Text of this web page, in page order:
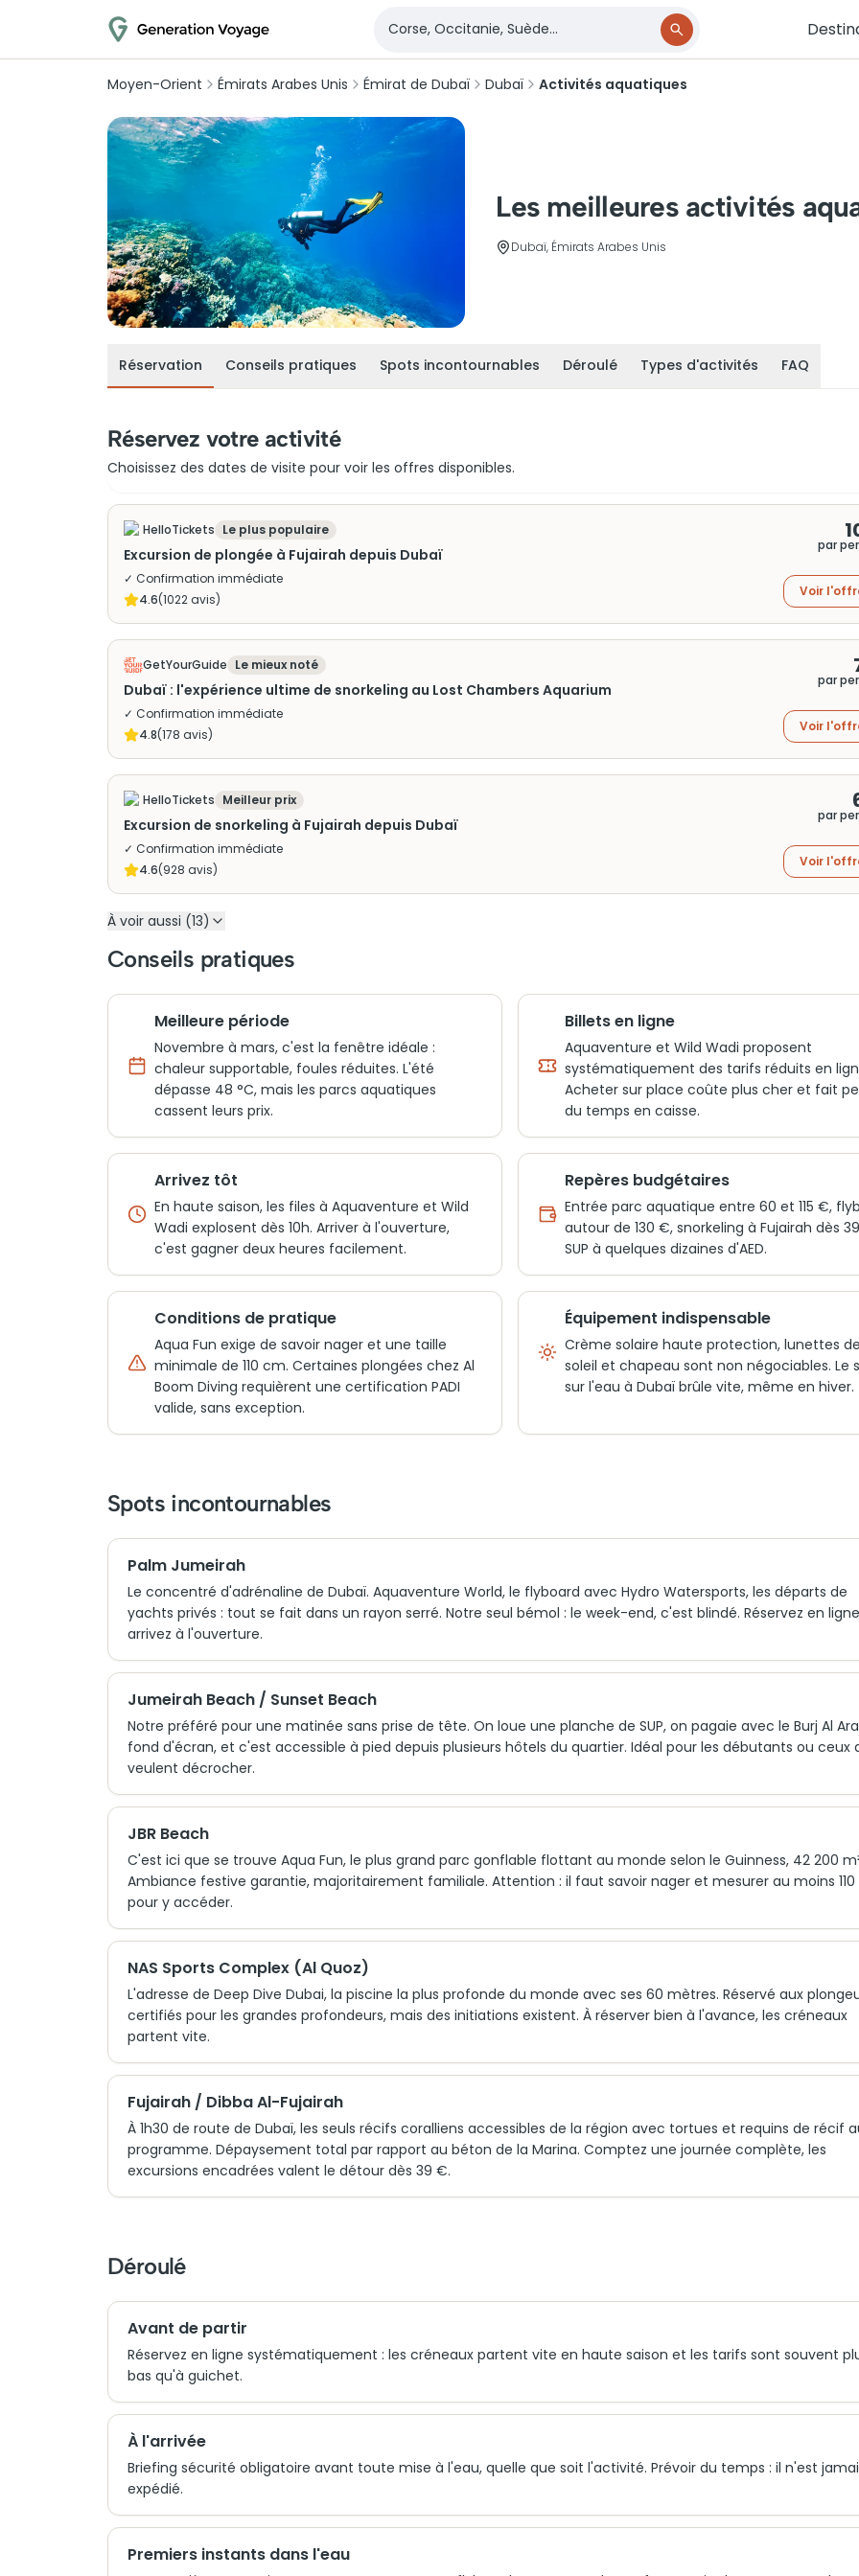
Moyen-Orient Émirats Arabes Unis Émirat de Dubaï Dubaï Activités aquatiques
Les meilleures activités
Dubaï, Émirats Arabes Unis
Réservation Conseils pratiques Spots incontournables Déroulé Types d'activités FAQ
Réservez votre activité
Choisissez des dates de visite pour voir les offres disponibles.
HelloTickets Le plus populaire
Excursion de plongée à Fujairah depuis Dubaï
✓ Confirmation immédiate
4.6(1022avis)
par
Voir
GetYourGuide Le mieux noté
Dubaï : l'expérience ultime de snorkeling au Lost Chambers Aquarium
✓ Confirmation immédiate
4.8(178 avis)
par
Voir
HelloTickets Meilleur prix
Excursion de snorkeling à Fujairah depuis Dubaï
✓ Confirmation immédiate
4.6(928 avis)
par
Voir
À voir aussi (13)
Conseils pratiques
Meilleure période
Novembre à mars, c'est la fenêtre idéale :
chaleur supportable, foules réduites. L'été
dépasse 48 °C, mais les parcs aquatiques
cassent leurs prix.
Billets en ligne
Aquaventure et Wild Wadi proposent
systématiquement des tarifs réduits en
Acheter sur place coûte plus cher et fait
du temps en caisse.
Arrivez tôt
En haute saison, les files à Aquaventure et Wild
Wadi explosent dès 10h. Arriver à l'ouverture,
c'est gagner deux heures facilement.
Repères budgétaires
Entrée parc aquatique entre 60 et 115 €,
autour de 130 €, snorkeling à Fujairah dès
SUP à quelques dizaines d'AED.
Conditions de pratique
Aqua Fun exige de savoir nager et une taille
minimale de 110 cm. Certaines plongées chez Al
Boom Diving requièrent une certification PADI
valide, sans exception.
Équipement indispensable
Crème solaire haute protection, lunettes de
soleil et chapeau sont non négociables. Le
sur l'eau à Dubaï brûle vite, même en hiver.
Spots incontournables
Palm Jumeirah
Le concentré d'adrénaline de Dubaï. Aquaventure World, le flyboard avec Hydro Watersports, les départs de
yachts privés : tout se fait dans un rayon serré. Notre seul bémol : le week-end, c'est blindé. Réservez en
arrivez à l'ouverture.
Jumeirah Beach / Sunset Beach
Notre préféré pour une matinée sans prise de tête. On loue une planche de SUP, on pagaie avec le Burj Al
fond d'écran, et c'est accessible à pied depuis plusieurs hôtels du quartier. Idéal pour les débutants ou ceux
veulent décrocher.
JBR Beach
C'est ici que se trouve Aqua Fun, le plus grand parc gonflable flottant au monde selon le Guinness, 42 200
Ambiance festive garantie, majoritairement familiale. Attention : il faut savoir nager et mesurer au moins
pour y accéder.
NAS Sports Complex (Al Quoz)
L'adresse de Deep Dive Dubai, la piscine la plus profonde du monde avec ses 60 mètres. Réservé aux
certifiés pour les grandes profondeurs, mais des initiations existent. À réserver bien à l'avance, les créneaux
partent vite.
Fujairah / Dibba Al-Fujairah
À 1h30 de route de Dubaï, les seuls récifs coralliens accessibles de la région avec tortues et requins de récif
programme. Dépaysement total par rapport au béton de la Marina. Comptez une journée complète, les
excursions encadrées valent le détour dès 39 €.
Déroulé
Avant de partir
Réservez en ligne systématiquement : les créneaux partent vite en haute saison et les tarifs sont souvent
bas qu'à guichet.
À l'arrivée
Briefing sécurité obligatoire avant toute mise à l'eau, quelle que soit l'activité. Prévoir du temps : il n'est
expédié.
Premiers instants dans l'eau